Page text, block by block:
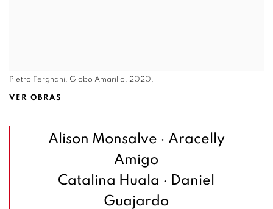
Pietro Fergnani, Globo Amarillo, 2020.
VER OBRAS
Alison Monsalve · Aracelly
Amigo
Catalina Huala · Daniel
Guajardo